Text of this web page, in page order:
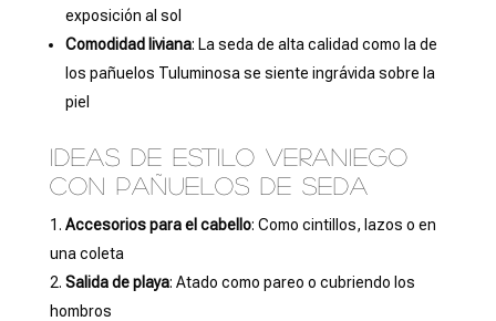
exposición al sol
Comodidad liviana: La seda de alta calidad como la de
los pañuelos Tuluminosa se siente ingrávida sobre la
piel
Ideas de estilo veraniego
con pañuelos de seda
Accesorios para el cabello: Como cintillos, lazos o en
una coleta
Salida de playa: Atado como pareo o cubriendo los
hombros